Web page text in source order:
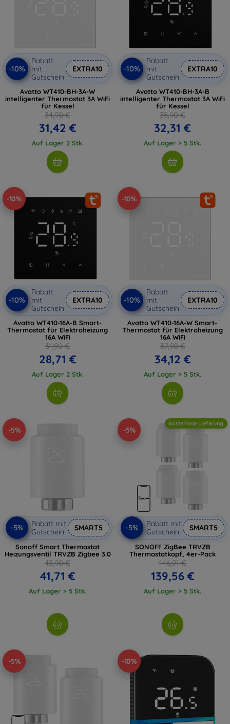
-10%
Rabatt
mit
Gutschein
EXTRA10
Avatto WT410-BH-3A-W
intelligenter Thermostat 3A WiFi
für Kessel
34,90 €
31,42 €
Auf Lager 2 Stk.
-10%
Rabatt
mit
Gutschein
EXTRA10
Avatto WT410-BH-3A-B
intelligenter Thermostat 3A WiFi
für Kessel
35,90 €
32,31 €
Auf Lager > 5 Stk.
-10%
-10%
Rabatt
mit
Gutschein
EXTRA10
Avatto WT410-16A-B Smart-
Thermostat für Elektroheizung
16A WiFi
31,90 €
28,71 €
Auf Lager 2 Stk.
-10%
-10%
Rabatt
mit
Gutschein
EXTRA10
Avatto WT410-16A-W Smart-
Thermostat für Elektroheizung
16A WiFi
37,90 €
34,12 €
Auf Lager > 5 Stk.
-5%
-5%
Rabatt mit
Gutschein
SMART5
Sonoff Smart Thermostat
Heizungsventil TRVZB Zigbee 3.0
43,90 €
41,71 €
Auf Lager > 5 Stk.
-5%
kostenlose Lieferung
-5%
Rabatt mit
Gutschein
SMART5
SONOFF ZigBee TRVZB
Thermostatkopf, 4er-Pack
146,91 €
139,56 €
Auf Lager > 5 Stk.
-5% -10%